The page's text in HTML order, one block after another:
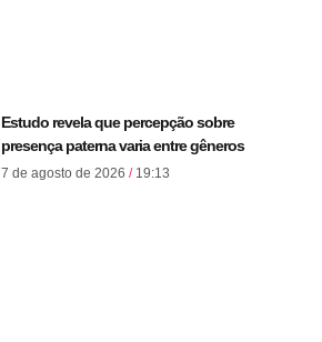
Estudo revela que percepção sobre
presença paterna varia entre gêneros
7 de agosto de 2026 19:13